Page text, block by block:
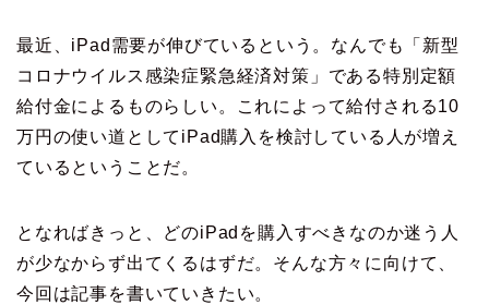
最近、iPad需要が伸びているという。なんでも「新型
コロナウイルス感染症緊急経済対策」である特別定額
給付金によるものらしい。これによって給付される10
万円の使い道としてiPad購入を検討している人が増え
ているということだ。
となればきっと、どのiPadを購入すべきなのか迷う人
が少なからず出てくるはずだ。そんな方々に向けて、
今回は記事を書いていきたい。